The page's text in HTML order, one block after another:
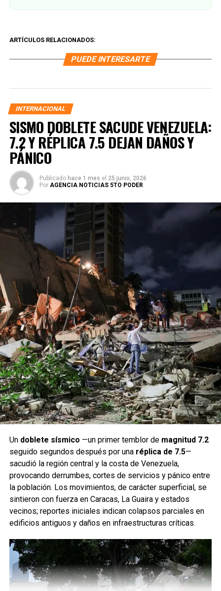
ARTÍCULOS RELACIONADOS:
PUEDE INTERESARTE
INTERNACIONAL
SISMO DOBLETE SACUDE VENEZUELA:
7.2 Y RÉPLICA 7.5 DEJAN DAÑOS Y
PÁNICO
Publicado hace 1 mes el 25 junio, 2026
Por AGENCIA NOTICIAS 5TO PODER
Un doblete sísmico —un primer temblor de magnitud 7.2
seguido segundos después por una réplica de 7.5—
sacudió la región central y la costa de Venezuela,
provocando derrumbes, cortes de servicios y pánico entre
la población. Los movimientos, de carácter superficial, se
sintieron con fuerza en Caracas, La Guaira y estados
vecinos; reportes iniciales indican colapsos parciales en
edificios antiguos y daños en infraestructuras críticas.